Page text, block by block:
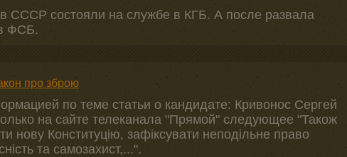
СССР состояли на службе в КГБ. А после развала
ФСБ.
про зброю
по теме статьи о кандидате: Кривонос Сергей
на сайте телеканала "Прямой" следующее "Також
нову Конституцію, зафіксувати неподільне право
та самозахист,...".